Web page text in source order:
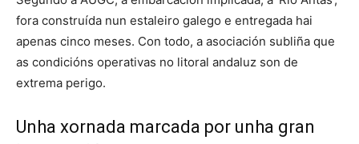
fora construída nun estaleiro galego e entregada hai
apenas cinco meses. Con todo, a asociación subliña que
as condicións operativas no litoral andaluz son de
extrema perigo.
Unha xornada marcada por unha gran